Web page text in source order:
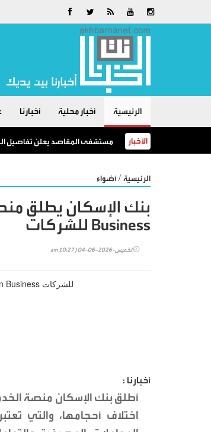
الرئيسية أخبار محلية أخبارنا
الأخبار مستشفى المقاصد يعلن تفاصيل
الرئيسية / أضواء
Business للشركات
الخميس-2026-06-04 | 10:27 am
أخبارنا :
اختلاف أحجامها، والتي